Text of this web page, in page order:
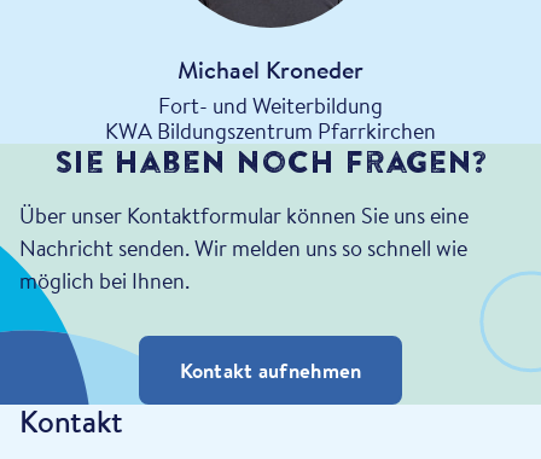
Michael Kroneder
Fort- und Weiterbildung
KWA Bildungszentrum Pfarrkirchen
Sie haben noch Fragen?
Über unser Kontaktformular können Sie uns eine
Nachricht senden. Wir melden uns so schnell wie
möglich bei Ihnen.
Kontakt aufnehmen
Kontakt